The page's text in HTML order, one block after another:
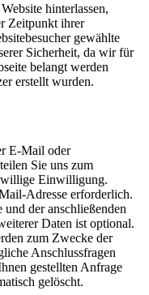
hinterlassen,
Zeitpunkt ihrer
gewählte
Sicherheit, da wir für
belangt werden
erstellt wurden.
E-Mail oder
Sie uns zum
Einwilligung.
Adresse erforderlich.
der anschließenden
Daten ist optional.
zum Zwecke der
Anschlussfragen
gestellten Anfrage
gelöscht.